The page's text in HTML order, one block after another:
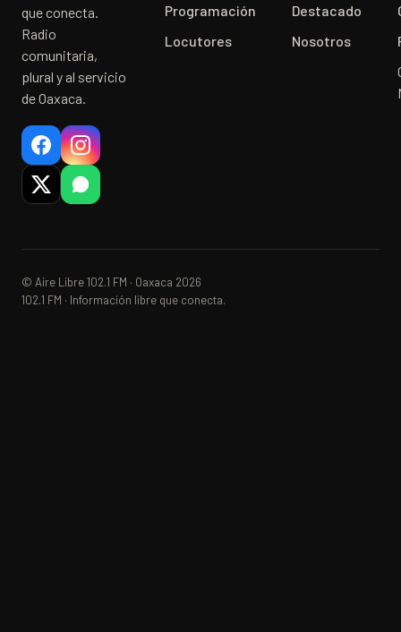
que conecta.
Radio
comunitaria,
plural y al servicio
de Oaxaca.
Programación
Locutores
Destacado
Nosotros
© Aire Libre 102.1 FM · Oaxaca 2026
102.1 FM · Información libre que conecta.